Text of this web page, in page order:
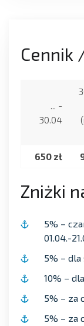
Cennik
... -
30.04
650 zł
Zniżki
5% –
01.04.-
5% – dla
10% –
5% – za
5% – za